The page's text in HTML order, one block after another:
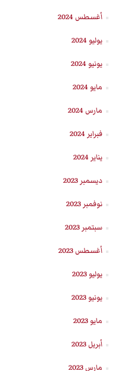
أغسطس 2024
يوليو 2024
يونيو 2024
مايو 2024
مارس 2024
فبراير 2024
يناير 2024
ديسمبر 2023
نوفمبر 2023
سبتمبر 2023
أغسطس 2023
يوليو 2023
يونيو 2023
مايو 2023
أبريل 2023
مارس 2023